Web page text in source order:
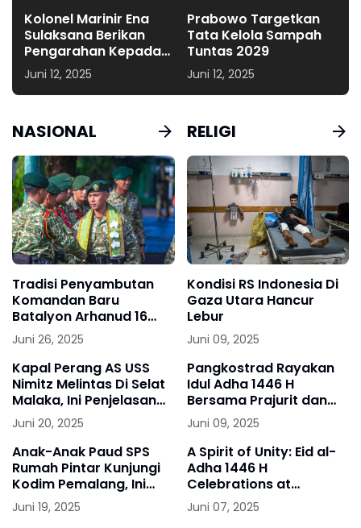
Kolonel Marinir Ena
Sulaksana Berikan
Pengarahan Kepada
Seluruh Perwira
Pasmar 1
Juni 12, 2025
Prabowo Targetkan
Tata Kelola Sampah
Tuntas 2029
Juni 12, 2025
NASIONAL
Tradisi Penyambutan
Komandan Baru
Batalyon Arhanud 16
Kostrad
Juni 26, 2025
Kapal Perang AS USS
Nimitz Melintas Di Selat
Malaka, Ini Penjelasan
Puspen TNI
Juni 20, 2025
Anak-Anak Paud SPS
Rumah Pintar Kunjungi
Kodim Pemalang, Ini
Tujuannya
Juni 19, 2025
RELIGI
Kondisi RS Indonesia Di
Gaza Utara Hancur
Lebur
Juni 09, 2025
Pangkostrad Rayakan
Idul Adha 1446 H
Bersama Prajurit dan
Keluarga Besar Kostrad
Juni 09, 2025
A Spirit of Unity: Eid al-
Adha 1446 H
Celebrations at
Soedirman Camp, UNIFIL
Headquarters
Juni 07, 2025